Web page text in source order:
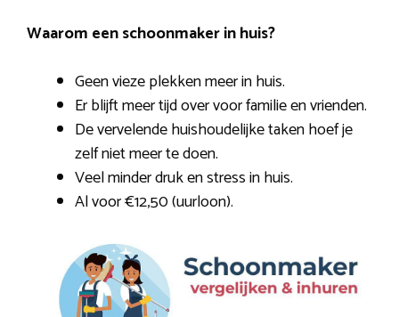
Waarom een schoonmaker in huis?
Geen vieze plekken meer in huis.
Er blijft meer tijd over voor familie en vrienden.
De vervelende huishoudelijke taken hoef je
zelf niet meer te doen.
Veel minder druk en stress in huis.
Al voor €12,50 (uurloon).